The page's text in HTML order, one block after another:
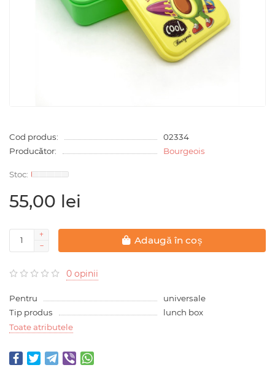
Cod produs:
02334
Producător:
Bourgeois
55,00 lei
Adaugă în coș
0 opinii
Pentru
universale
Tip produs
lunch box
Toate atributele